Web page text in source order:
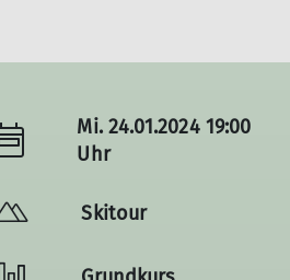
Mi. 24.01.2024 19:00
Uhr
Skitour